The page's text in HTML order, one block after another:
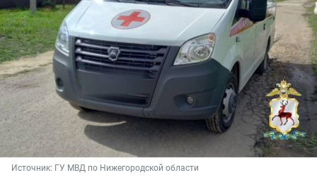
Источник: ГУ МВД по Нижегородской области